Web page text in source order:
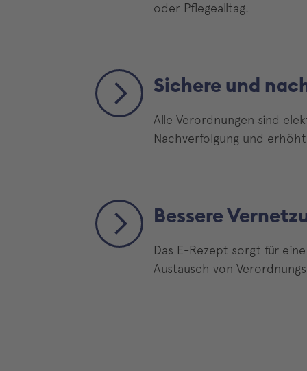
oder Pflegealltag.
Sichere und
Alle Verordnungen sind
Nachverfolgung und
Bessere
Das E-Rezept sorgt für
Austausch von